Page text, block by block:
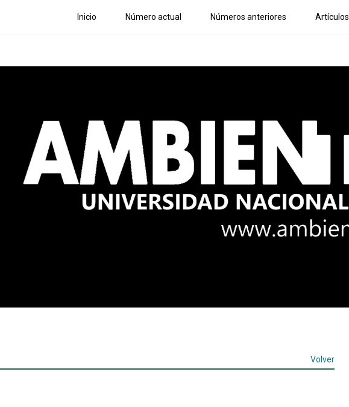
Inicio Número actual Números anteriores Artículos
Volver